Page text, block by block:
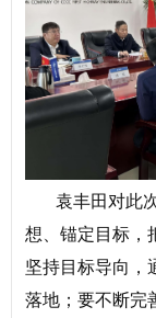
袁丰田对此
想、锚定目标，
坚持目标导向，
落地；要不断完